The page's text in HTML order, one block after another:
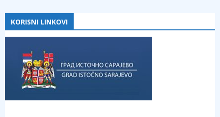
KORISNI LINKOVI